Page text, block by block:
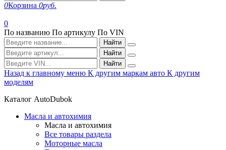
0Корзина 0руб.
0
По названию По артикулу По VIN
Найти
Найти
Найти
Назад к главному меню К другим маркам авто К другим
моделям
Каталог AutoDubok
Масла и автохимия
Масла и автохимия
Все товары раздела
Моторные масла